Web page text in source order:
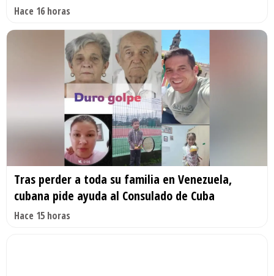
Hace 16 horas
Tras perder a toda su familia en Venezuela,
cubana pide ayuda al Consulado de Cuba
Hace 15 horas